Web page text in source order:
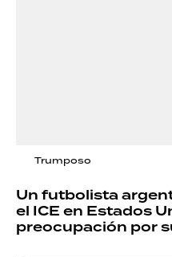
Trumposo
Un futbolista
el ICE en Estados
preocupación por